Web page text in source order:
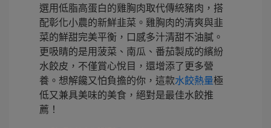
選用低脂高蛋白的雞胸肉取代傳統豬肉，搭
配彰化小農的新鮮韭菜。雞胸肉的清爽與韭
菜的鮮甜完美平衡，口感多汁清甜不油膩。
更吸睛的是用菠菜、南瓜、番茄製成的繽紛
水餃皮，不僅賞心悅目，還增添了更多營
養。想解饞又怕負擔的你，這款水餃熱量極
低又兼具美味的美食，絕對是最佳水餃推
薦！